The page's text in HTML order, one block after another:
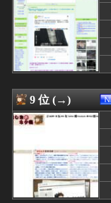
08/06 16:31
08/06 16:31
08/06 16:31
08/06 16:30
08/06 16:30
08/06 16:30
08/06 16:30
08/06 16:30
08/06 16:30
08/06 16:29
08/06 16:27
08/06 16:27
08/06 16:26
9 位 (→)